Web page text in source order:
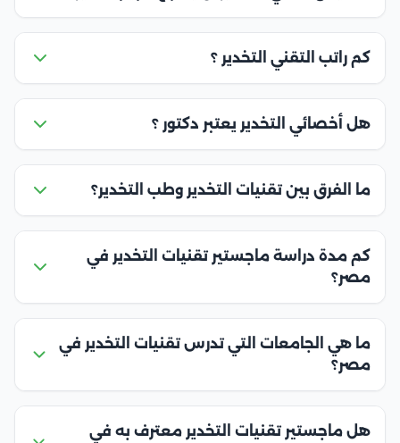
كم راتب التقني التخدير ؟
هل أخصائي التخدير يعتبر دكتور ؟
ما الفرق بين تقنيات التخدير وطب التخدير؟
كم مدة دراسة ماجستير تقنيات التخدير في
مصر؟
ما هي الجامعات التي تدرس تقنيات التخدير في
مصر؟
هل ماجستير تقنيات التخدير معترف به في